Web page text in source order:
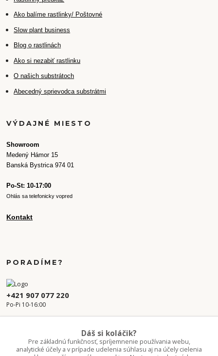
Ako balíme rastlinky/ Poštovné
Slow plant business
Blog o rastlinách
Ako si nezabiť rastlinku
O našich substrátoch
Abecedný sprievodca substrátmi
VÝDAJNÉ MIESTO
Showroom
Medený Hámor 15
Banská Bystrica 974 01
Po-St: 10-17:00
Ohlás sa telefonicky vopred
Kontakt
PORADÍME?
+421 907 077 220
Po-Pi 10-16:00
Dáš si koláčik?
Pre základnú funkčnosť, spríjemnenie používania webu,
analytické účely a v prípade udelenia súhlasu aj na účely cielenia